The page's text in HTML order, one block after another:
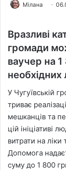
Мілана
Вразливі
громади
ваучер на
необхідних
У Чугуївській
триває
мешканців та
цій ініціативі
витрати на
Допомога
суму до 1 800